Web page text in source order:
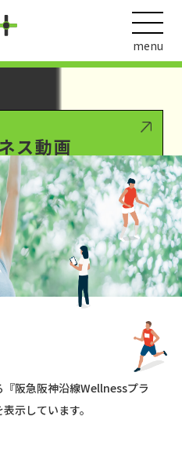
/var/www/wordpress/wp-
functions.php
1016
menu
『阪急阪神沿線Wellnessプラ
示しています。
ス動画
ディングス
アの取組